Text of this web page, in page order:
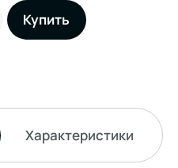
Купить
Характеристики